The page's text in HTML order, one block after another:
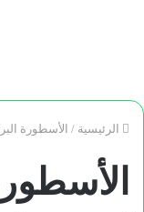
الرئيسية / الأسطورة